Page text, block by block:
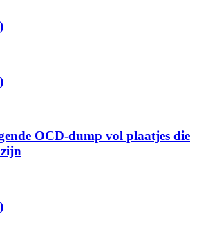
OCD-dump vol plaatjes die